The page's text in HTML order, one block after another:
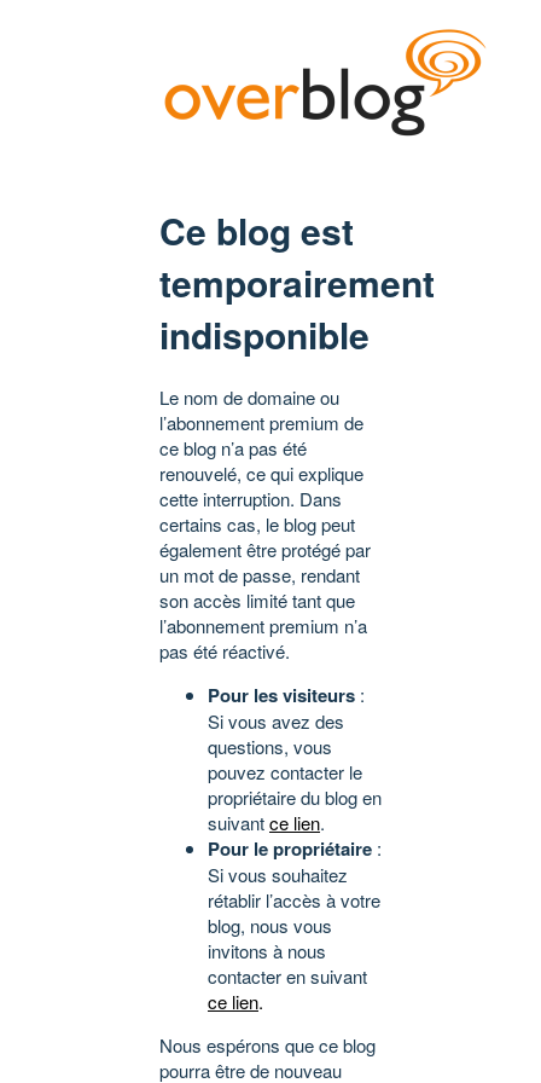
Ce blog est
temporairement
indisponible
Le nom de domaine ou
l’abonnement premium de
ce blog n’a pas été
renouvelé, ce qui explique
cette interruption. Dans
certains cas, le blog peut
également être protégé par
un mot de passe, rendant
son accès limité tant que
l’abonnement premium n’a
pas été réactivé.
Pour les visiteurs :
Si vous avez des
questions, vous
pouvez contacter le
propriétaire du blog en
suivantce lien.
Pour le propriétaire :
Si vous souhaitez
rétablir l’accès à votre
blog, nous vous
invitons à nous
contacter en suivant
ce lien.
Nous espérons que ce blog
pourra être de nouveau